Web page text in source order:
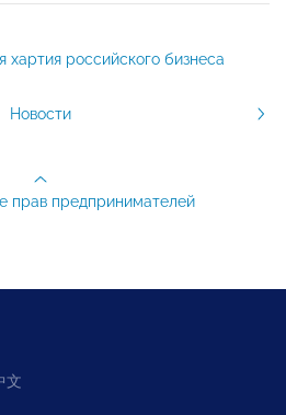
хартия российского бизнеса
Новости
прав предпринимателей
文